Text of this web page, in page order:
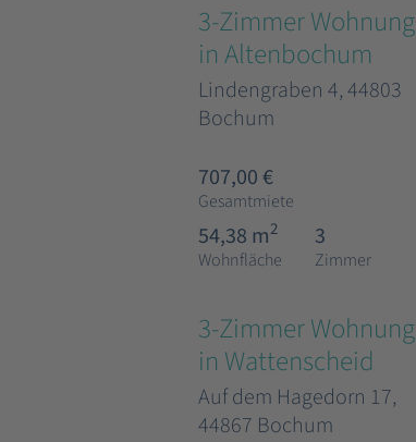
3-Zimmer Wohnung
in Altenbochum
Lindengraben 4, 44803
Bochum
707,00 €
Gesamtmiete
54,38 m2
Wohnfläche
3
Zimmer
3-Zimmer Wohnung
in Wattenscheid
Auf dem Hagedorn 17,
44867 Bochum